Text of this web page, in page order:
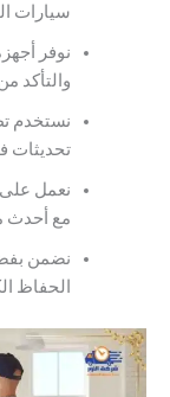
سيارات النقل
نوفر أجهزة فحص
والتأكد من
نستخدم تطبيقات
تحديثات فورية
نعمل على تحديث
مع أحدث معايير
نضمن بفضل هذه
الحفاظ الكامل